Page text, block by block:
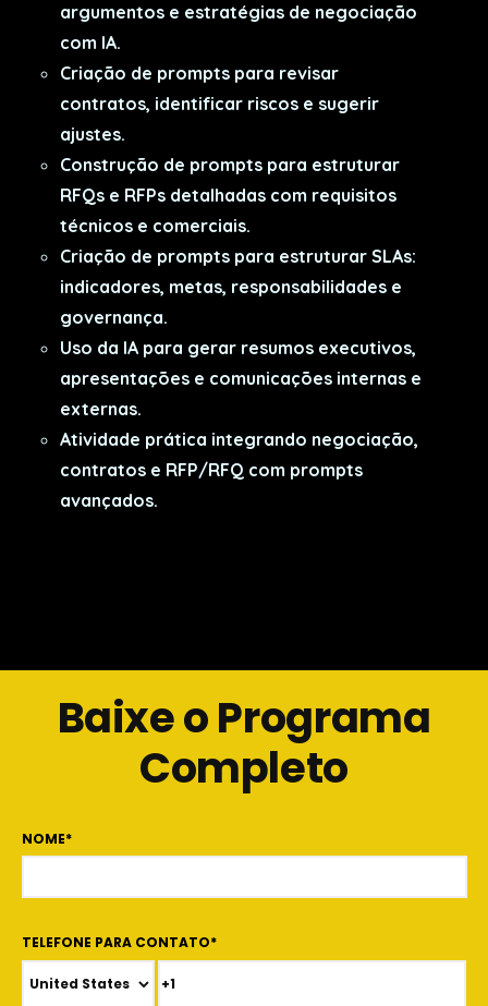
argumentos e estratégias de negociação
com IA.
Criação de prompts para revisar
contratos, identificar riscos e sugerir
ajustes.
Construção de prompts para estruturar
RFQs e RFPs detalhadas com requisitos
técnicos e comerciais.
Criação de prompts para estruturar SLAs:
indicadores, metas, responsabilidades e
governança.
Uso da IA para gerar resumos executivos,
apresentações e comunicações internas e
externas.
Atividade prática integrando negociação,
contratos e RFP/RFQ com prompts
avançados.
Baixe o Programa
Completo
NOME*
TELEFONE PARA CONTATO*